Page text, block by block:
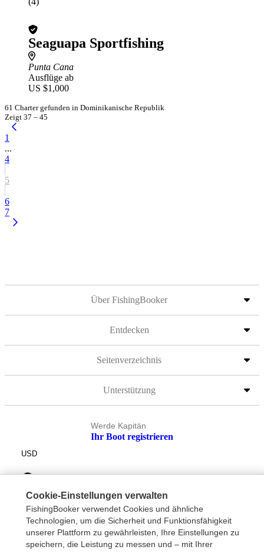
Seaguapa Sportfishing
Punta Cana
Ausflüge ab
US $1,000
61 Charter gefunden in Dominikanische Republik
Zeigt 37 – 45
1
...
4
5
6
7
Über FishingBooker
Entdecken
Seitenverzeichnis
Unterstützung
Werde Kapitän
Ihr Boot registrieren
USD
Cookie-Einstellungen verwalten
FishingBooker verwendet Cookies und ähnliche
Technologien, um die Sicherheit und Funktionsfähigkeit
unserer Plattform zu gewährleisten, Ihre Einstellungen zu
speichern, die Leistung zu messen und – mit Ihrer